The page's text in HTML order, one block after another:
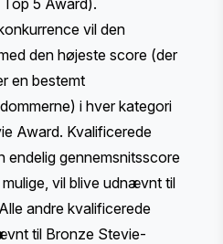
vil den
den højeste score (der
en bestemt
i hver kategori
Award. Kvalificerede
endelig gennemsnitsscore
vil blive udnævnt til
andre kvalificerede
til Bronze Stevie-